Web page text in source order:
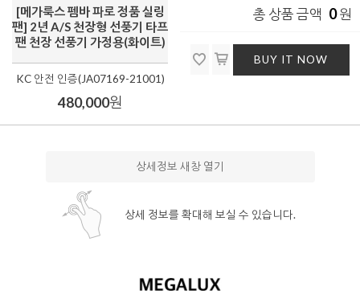
[메가룩스 펨바 파로 정품 실링
팬] 2년 A/S 천장형 선풍기 타프
팬 천장 선풍기 가정용(화이트)
KC 안전 인증(JA07169-21001)
480,000원
총 상품 금액 0원
BUY IT NOW
상세정보 새창 열기
상세 정보를 확대해 보실 수 있습니다.